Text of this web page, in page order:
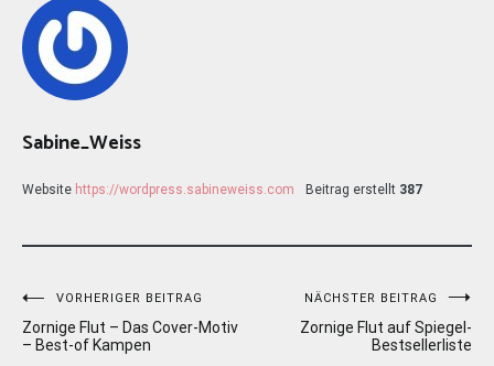
Sabine_Weiss
Website https://wordpress.sabineweiss.com Beitrag erstellt 387
Beitragsnavigation
VORHERIGER BEITRAG
Zornige Flut – Das Cover-Motiv
– Best-of Kampen
NÄCHSTER BEITRAG
Zornige Flut auf Spiegel-
Bestsellerliste